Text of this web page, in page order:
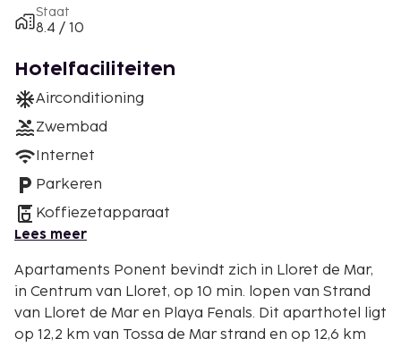
Staat
8.4 / 10
Hotelfaciliteiten
Airconditioning
Zwembad
Internet
Parkeren
Koffiezetapparaat
Lees meer
Apartaments Ponent bevindt zich in Lloret de Mar,
in Centrum van Lloret, op 10 min. lopen van Strand
van Lloret de Mar en Playa Fenals. Dit aparthotel ligt
op 12,2 km van Tossa de Mar strand en op 12,6 km